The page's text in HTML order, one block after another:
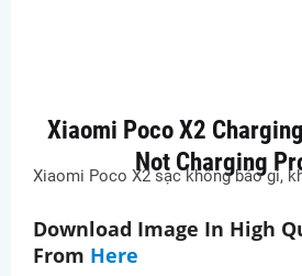
Xiaomi Poco X2
Not Charging
Xiaomi Poco X2 sạc không báo gì,
Download Image In High
From Here